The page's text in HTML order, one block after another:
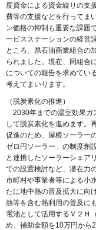
度資金による資金繰りの支
費等の支援などを行ってま
ン価格の抑制も重要な課題
ービスステーションの経営
ところ、県石油商業組合の
られました。現在、同組合
についての報告を求めてい
考えてまいります。
（脱炭素化の推進）
2030年までの温室効果ガ
して脱炭素化を進めます。
促進のため、屋根ソーラー
ゼロ円ソーラー」の制度創
と連携したソーラーシェア
での設置検討など、潜在力
市町村や事業者等による小
たに地中熱の普及拡大に向
熱等を含む熱利用の普及に
電池として活用するＶ２Ｈ
め、補助金額を10万円から